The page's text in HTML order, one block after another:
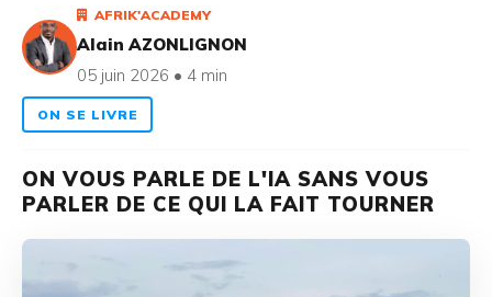
AFRIK'ACADEMY
Alain AZONLIGNON
05 juin 2026 • 4 min
ON SE LIVRE
ON VOUS PARLE DE L'IA SANS VOUS
PARLER DE CE QUI LA FAIT TOURNER